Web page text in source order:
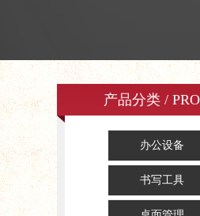
产品分类 /
办公设备
书写工具